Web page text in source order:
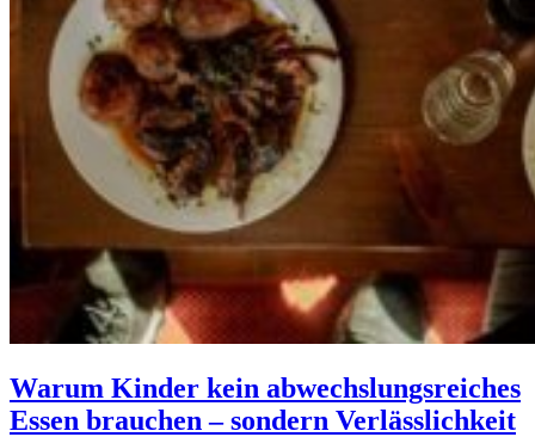
Warum Kinder kein abwechslungsreiches
Essen brauchen – sondern Verlässlichkeit